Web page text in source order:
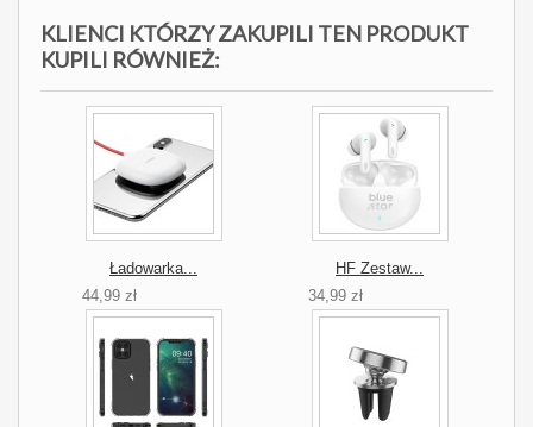
KLIENCI KTÓRZY ZAKUPILI TEN PRODUKT
KUPILI RÓWNIEŻ:
Ładowarka...
44,99 zł
HF Zestaw...
34,99 zł